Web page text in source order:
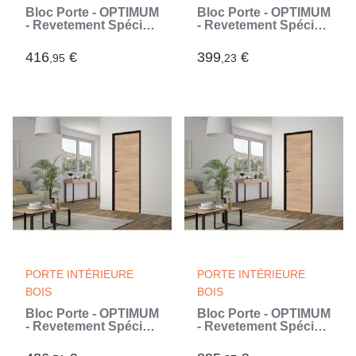
Bloc Porte - OPTIMUM
- Revetement Spécial
cm, Serrure
magnétique,
416,95 €
Bloc Porte - OPTIMUM
- Revetement Spécial
cm, Serrure
magnétique,
399,23 €
PORTE INTÉRIEURE
BOIS
Bloc Porte - OPTIMUM
- Revetement Spécial
83 x 4 cm, Serrure
PORTE INTÉRIEURE
BOIS
Bloc Porte - OPTIMUM
- Revetement Spécial
73 x 4 cm, Serrure